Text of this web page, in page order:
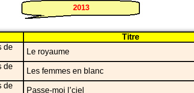
2013
Titre
de
Le royaume
de
Les femmes en blanc
de
Passe-moi l’ciel